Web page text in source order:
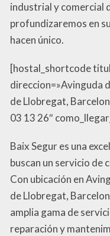
industrial y comercial
profundizaremos en
hacen único.
[hostal_shortcode
direccion=»Avinguda
de Llobregat,
03 13 26″
Baix Segur es una
buscan un servicio de
Con ubicación en
de Llobregat,
amplia gama de
reparación y